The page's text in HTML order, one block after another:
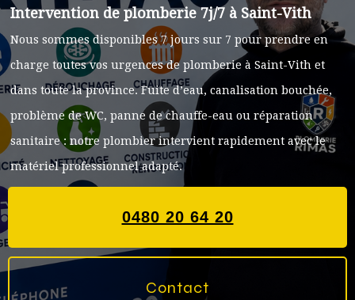
Intervention de plomberie 7j/7 à Saint-Vith
Nous sommes disponibles 7 jours sur 7 pour prendre en
charge toutes vos urgences de plomberie à Saint-Vith et
dans toute la province. Fuite d’eau, canalisation bouchée,
problème de WC, panne de chauffe-eau ou réparation
sanitaire : notre plombier intervient rapidement avec le
matériel professionnel adapté.
0480 20 64 20
Contact